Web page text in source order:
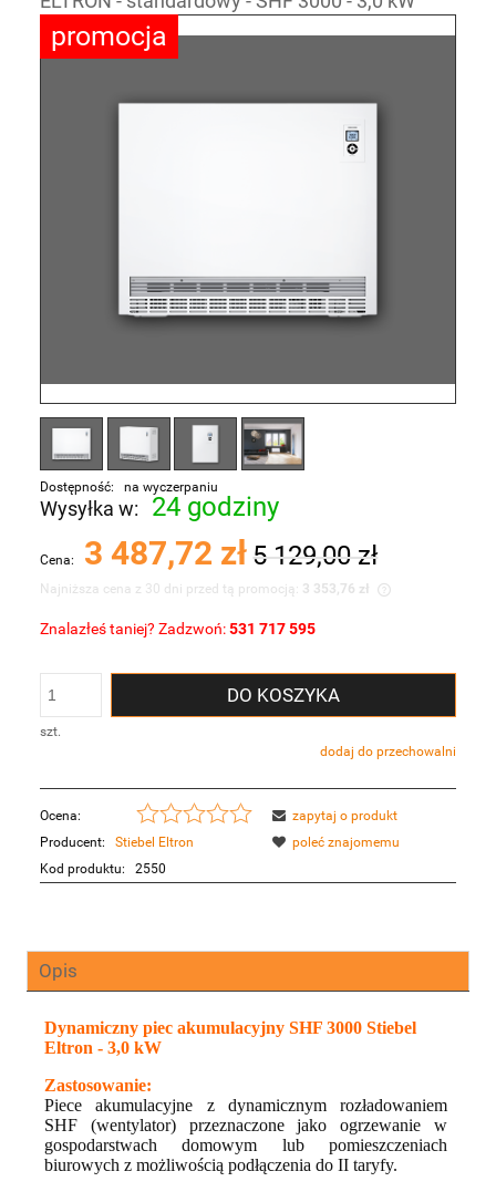
promocja
Dostępność: na wyczerpaniu
Wysyłka w: 24 godziny
Cena: 3 487,72 zł 5 129,00 zł
Najniższa cena z 30 dni przed tą promocją: 3 353,76 zł
Jeżeli produkt jest sprzedawany krócej niż 30
Znalazłeś taniej? Zadzwoń:531 717 595
szt.
DO KOSZYKA
dodaj do przechowalni
Ocena:
Producent:
Stiebel Eltron
Kod produktu:
2550
zapytaj o produkt
poleć znajomemu
Opis
Dynamiczny piec akumulacyjny SHF 3000 Stiebel
Eltron - 3,0 kW
Zastosowanie:
Piece akumulacyjne z dynamicznym rozładowaniem
SHF (wentylator) przeznaczone jako ogrzewanie w
gospodarstwach domowym lub pomieszczeniach
biurowych z możliwością podłączenia do II taryfy.